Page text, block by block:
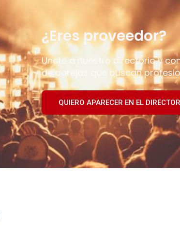
¿Eres proveedor?
Unete a nuestro directorio y
de parejas que buscan
QUIERO APARECER EN EL